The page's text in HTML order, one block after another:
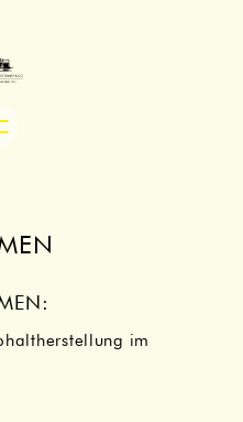
im